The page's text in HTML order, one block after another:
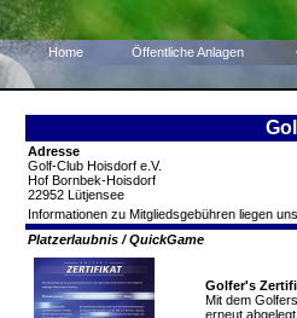
Home Öffentliche Anlagen
Adresse
Golf-Club Hoisdorf e.V.
Hof Bornbek-Hoisdorf
22952 Lütjensee
Informationen zu Mitgliedsgebühren liegen
Platzerlaubnis / QuickGame
Golfer's
Mit dem
erneut